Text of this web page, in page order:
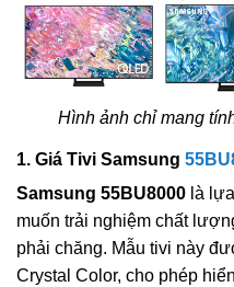
Hình ảnh chỉ mang
1. Giá Tivi Samsung
Samsung 55BU8000 là
muốn trải nghiệm chất
phải chăng. Mẫu tivi này
Crystal Color, cho phép